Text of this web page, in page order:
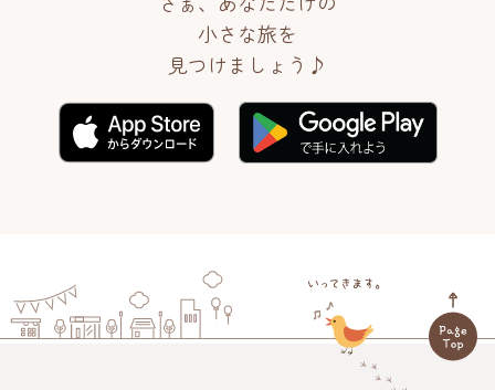
小さな旅を
見つけましょう♪